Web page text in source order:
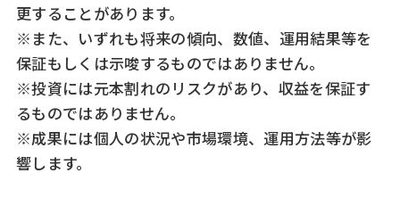
更することがあります。
※また、いずれも将来の傾向、数値、運用結果等を
保証もしくは示唆するものではありません。
※投資には元本割れのリスクがあり、収益を保証す
るものではありません。
※成果には個人の状況や市場環境、運用方法等が影
響します。